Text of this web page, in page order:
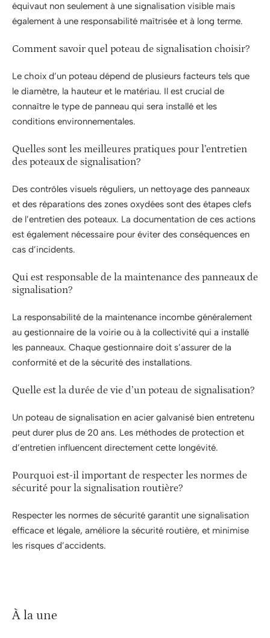
équivaut non seulement à une signalisation visible mais
également à une responsabilité maîtrisée et à long terme.
Comment savoir quel poteau de signalisation choisir?
Le choix d’un poteau dépend de plusieurs facteurs tels que
le diamètre, la hauteur et le matériau. Il est crucial de
connaître le type de panneau qui sera installé et les
conditions environnementales.
Quelles sont les meilleures pratiques pour l’entretien
des poteaux de signalisation?
Des contrôles visuels réguliers, un nettoyage des panneaux
et des réparations des zones oxydées sont des étapes clefs
de l’entretien des poteaux. La documentation de ces actions
est également nécessaire pour éviter des conséquences en
cas d’incidents.
Qui est responsable de la maintenance des panneaux de
signalisation?
La responsabilité de la maintenance incombe généralement
au gestionnaire de la voirie ou à la collectivité qui a installé
les panneaux. Chaque gestionnaire doit s’assurer de la
conformité et de la sécurité des installations.
Quelle est la durée de vie d’un poteau de signalisation?
Un poteau de signalisation en acier galvanisé bien entretenu
peut durer plus de 20 ans. Les méthodes de protection et
d’entretien influencent directement cette longévité.
Pourquoi est-il important de respecter les normes de
sécurité pour la signalisation routière?
Respecter les normes de sécurité garantit une signalisation
efficace et légale, améliore la sécurité routière, et minimise
les risques d’accidents.
À la une